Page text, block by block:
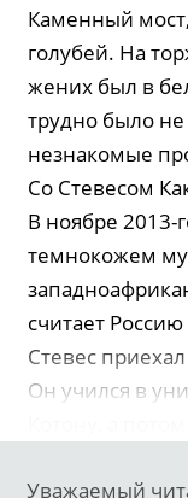
Каменный
голубей. На
жених был в
трудно было
незнакомые
Со Стевесом
В ноябре 2013-
темнокожем
считает
Стевес
Он учился в
Уважаемый